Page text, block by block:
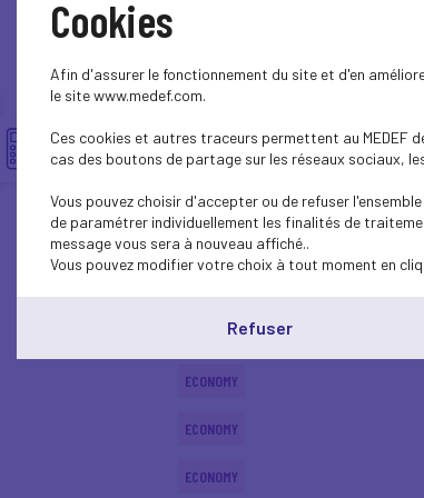
ECONOMY
ECONOMY
ECONOMY
ECONOMY
ECONOMY
ECONOMY
ECONOMY
Cookies
Afin d'assurer le fonctionnement du site et d'en
le site www.medef.com.
Ces cookies et autres traceurs permettent au MEDEF
cas des boutons de partage sur les réseaux sociaux,
Vous pouvez choisir d'accepter ou de refuser
de paramétrer individuellement les finalités de
message vous sera à nouveau affiché..
Vous pouvez modifier votre choix à tout moment en
Refuser